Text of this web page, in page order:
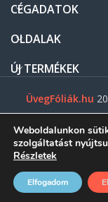
CÉGADATOK
OLDALAK
ÚJ TERMÉKEK
ÜvegFóliák.hu
Weboldalunkon
szolgáltatást
Részletek
Elfogadom
MenüShopFiókomKosár